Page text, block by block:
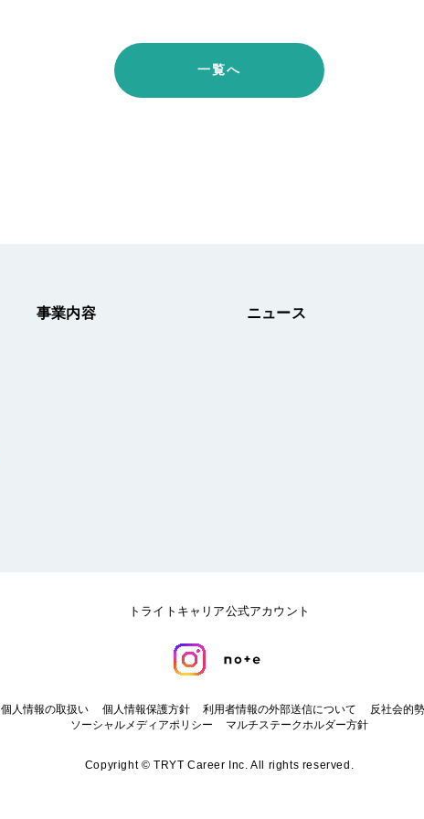
一覧へ
事業内容 ニュース
トライトキャリア公式アカウント
個人情報の取扱い 個人情報保護方針 利用者情報の外部送信について
反社会的
ソーシャルメディアポリシー
マルチステークホルダー方針
Copyright © TRYT Career Inc. All rights reserved.